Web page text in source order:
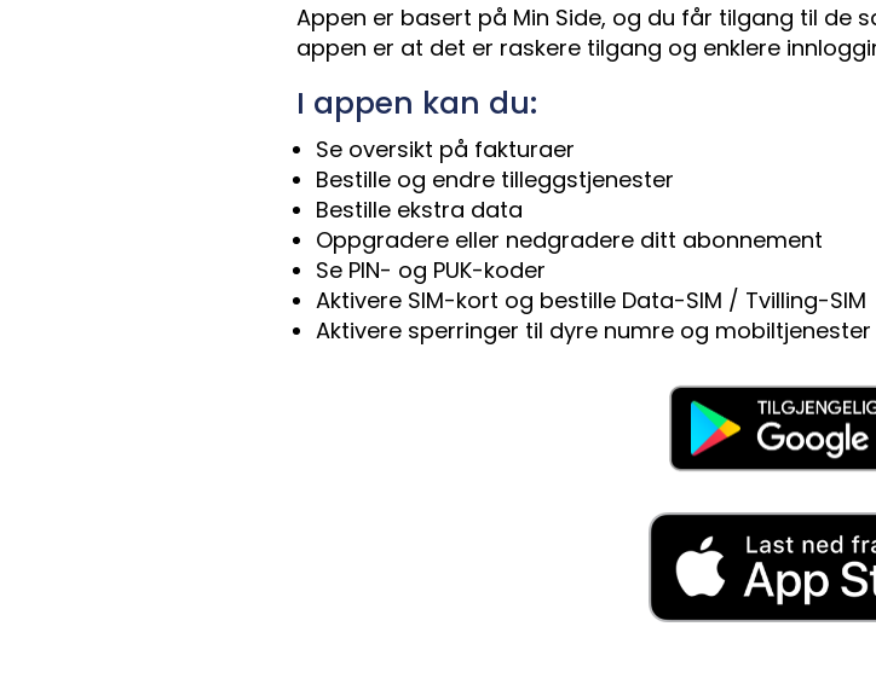
Appen er basert på Min Side, og du får tilgang til de
appen er at det er raskere tilgang og enklere
I appen kan du:
Se oversikt på fakturaer
Bestille og endre tilleggstjenester
Bestille ekstra data
Oppgradere eller nedgradere ditt abonnement
Se PIN- og PUK-koder
Aktivere SIM-kort og bestille Data-SIM / Tvilling-SIM
Aktivere sperringer til dyre numre og mobiltjenester